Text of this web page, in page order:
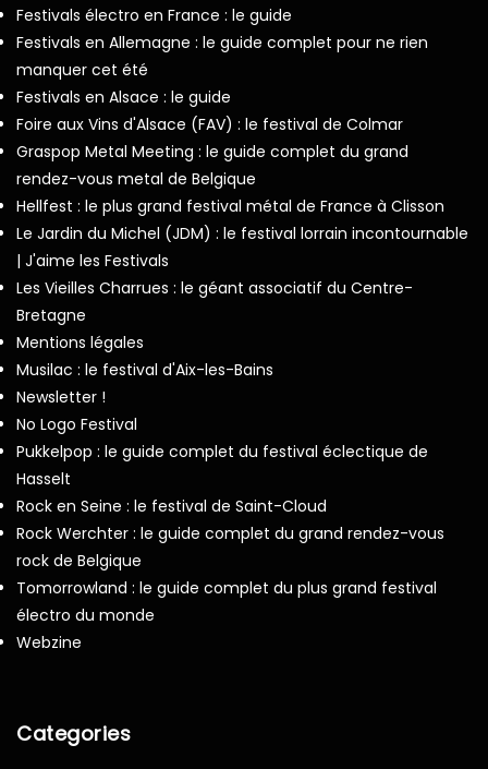
Festivals électro en France : le guide
Festivals en Allemagne : le guide complet pour ne rien
manquer cet été
Festivals en Alsace : le guide
Foire aux Vins d'Alsace (FAV) : le festival de Colmar
Graspop Metal Meeting : le guide complet du grand
rendez-vous metal de Belgique
Hellfest : le plus grand festival métal de France à Clisson
Le Jardin du Michel (JDM) : le festival lorrain incontournable
| J'aime les Festivals
Les Vieilles Charrues : le géant associatif du Centre-
Bretagne
Mentions légales
Musilac : le festival d'Aix-les-Bains
Newsletter !
No Logo Festival
Pukkelpop : le guide complet du festival éclectique de
Hasselt
Rock en Seine : le festival de Saint-Cloud
Rock Werchter : le guide complet du grand rendez-vous
rock de Belgique
Tomorrowland : le guide complet du plus grand festival
électro du monde
Webzine
Categories